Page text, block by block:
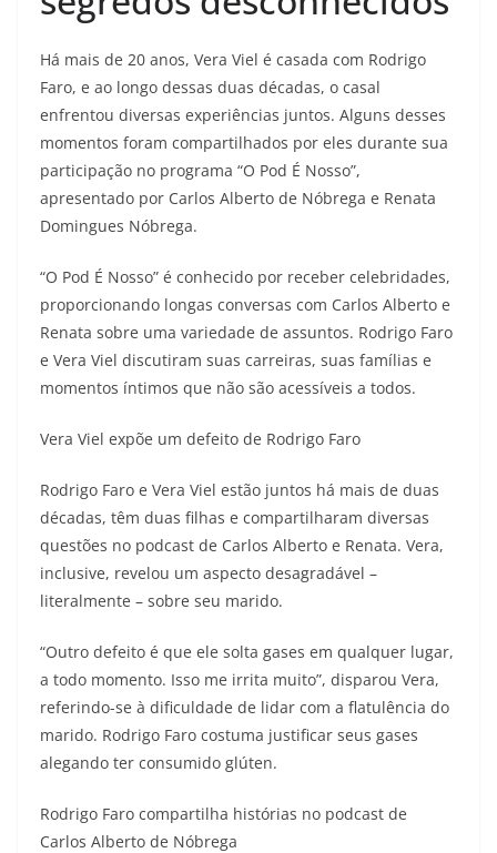
Há mais de 20 anos, Vera Viel é casada com Rodrigo
Faro, e ao longo dessas duas décadas, o casal
enfrentou diversas experiências juntos. Alguns desses
momentos foram compartilhados por eles durante sua
participação no programa “O Pod É Nosso”,
apresentado por Carlos Alberto de Nóbrega e Renata
Domingues Nóbrega.
“O Pod É Nosso” é conhecido por receber celebridades,
proporcionando longas conversas com Carlos Alberto e
Renata sobre uma variedade de assuntos. Rodrigo Faro
e Vera Viel discutiram suas carreiras, suas famílias e
momentos íntimos que não são acessíveis a todos.
Vera Viel expõe um defeito de Rodrigo Faro
Rodrigo Faro e Vera Viel estão juntos há mais de duas
décadas, têm duas filhas e compartilharam diversas
questões no podcast de Carlos Alberto e Renata. Vera,
inclusive, revelou um aspecto desagradável –
literalmente – sobre seu marido.
“Outro defeito é que ele solta gases em qualquer lugar,
a todo momento. Isso me irrita muito”, disparou Vera,
referindo-se à dificuldade de lidar com a flatulência do
marido. Rodrigo Faro costuma justificar seus gases
alegando ter consumido glúten.
Rodrigo Faro compartilha histórias no podcast de
Carlos Alberto de Nóbrega